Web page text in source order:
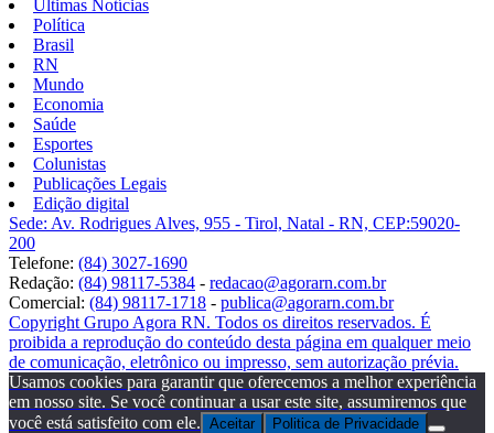
Últimas Notícias
Política
Brasil
RN
Mundo
Economia
Saúde
Esportes
Colunistas
Publicações Legais
Edição digital
Sede: Av. Rodrigues Alves, 955 - Tirol, Natal - RN, CEP:59020-
200
Telefone: (84) 3027-1690
Redação: (84) 98117-5384 - redacao@agorarn.com.br
Comercial: (84) 98117-1718 - publica@agorarn.com.br
Copyright Grupo Agora RN. Todos os direitos reservados. É
proibida a reprodução do conteúdo desta página em qualquer meio
de comunicação, eletrônico ou impresso, sem autorização prévia.
Usamos cookies para garantir que oferecemos a melhor experiência
em nosso site. Se você continuar a usar este site, assumiremos que
você está satisfeito com ele. Aceitar Politica de Privacidade